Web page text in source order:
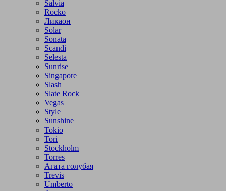
Salvia
Rocko
Ликаон
Solar
Sonata
Scandi
Selesta
Sunrise
Singapore
Slash
Slate Rock
Vegas
Style
Sunshine
Tokio
Tori
Stockholm
Torres
Агата голубая
Trevis
Umberto